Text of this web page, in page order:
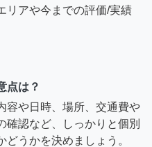
リアや今までの評価/実績
点は？
容や日時、場所、交通費や
確認など、しっかりと個別
うかを決めましょう。